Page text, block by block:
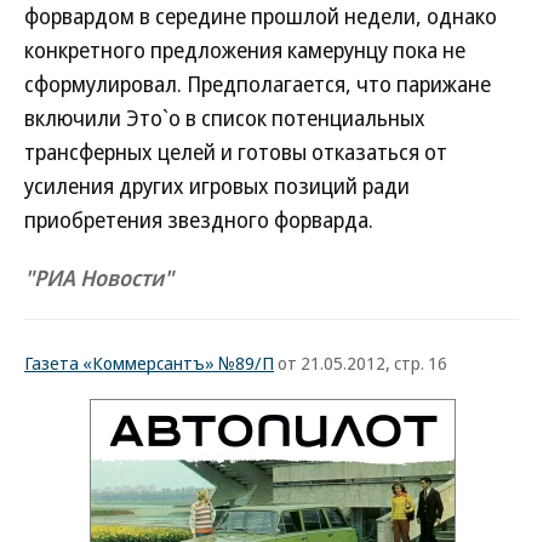
форвардом в середине прошлой недели, однако
конкретного предложения камерунцу пока не
сформулировал. Предполагается, что парижане
включили Это`о в список потенциальных
трансферных целей и готовы отказаться от
усиления других игровых позиций ради
приобретения звездного форварда.
"РИА Новости"
Газета «Коммерсантъ» №89/П от 21.05.2012, стр. 16